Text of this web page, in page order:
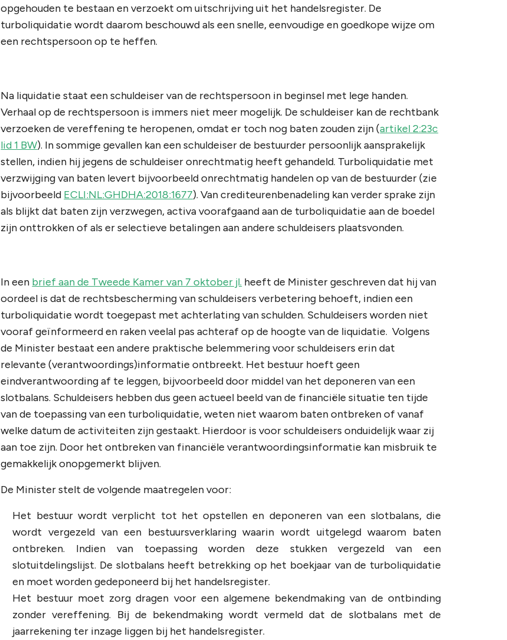
opgehouden te bestaan en verzoekt om uitschrijving uit het handelsregister. De
turboliquidatie wordt daarom beschouwd als een snelle, eenvoudige en goedkope wijze om
een rechtspersoon op te heffen.
Na liquidatie staat een schuldeiser van de rechtspersoon in beginsel met lege handen.
Verhaal op de rechtspersoon is immers niet meer mogelijk. De schuldeiser kan de rechtbank
verzoeken de vereffening te heropenen, omdat er toch nog baten zouden zijn (artikel 2:23c
lid 1 BW). In sommige gevallen kan een schuldeiser de bestuurder persoonlijk aansprakelijk
stellen, indien hij jegens de schuldeiser onrechtmatig heeft gehandeld. Turboliquidatie met
verzwijging van baten levert bijvoorbeeld onrechtmatig handelen op van de bestuurder (zie
bijvoorbeeld ECLI:NL:GHDHA:2018:1677). Van crediteurenbenadeling kan verder sprake zijn
als blijkt dat baten zijn verzwegen, activa voorafgaand aan de turboliquidatie aan de boedel
zijn onttrokken of als er selectieve betalingen aan andere schuldeisers plaatsvonden.
In een brief aan de Tweede Kamer van 7 oktober jl. heeft de Minister geschreven dat hij van
oordeel is dat de rechtsbescherming van schuldeisers verbetering behoeft, indien een
turboliquidatie wordt toegepast met achterlating van schulden. Schuldeisers worden niet
vooraf geïnformeerd en raken veelal pas achteraf op de hoogte van de liquidatie. Volgens
de Minister bestaat een andere praktische belemmering voor schuldeisers erin dat
relevante (verantwoordings)informatie ontbreekt. Het bestuur hoeft geen
eindverantwoording af te leggen, bijvoorbeeld door middel van het deponeren van een
slotbalans. Schuldeisers hebben dus geen actueel beeld van de financiële situatie ten tijde
van de toepassing van een turboliquidatie, weten niet waarom baten ontbreken of vanaf
welke datum de activiteiten zijn gestaakt. Hierdoor is voor schuldeisers onduidelijk waar zij
aan toe zijn. Door het ontbreken van financiële verantwoordingsinformatie kan misbruik te
gemakkelijk onopgemerkt blijven.
De Minister stelt de volgende maatregelen voor:
Het bestuur wordt verplicht tot het opstellen en deponeren van een slotbalans, die
wordt vergezeld van een bestuursverklaring waarin wordt uitgelegd waarom baten
ontbreken. Indien van toepassing worden deze stukken vergezeld van een
slotuitdelingslijst. De slotbalans heeft betrekking op het boekjaar van de turboliquidatie
en moet worden gedeponeerd bij het handelsregister.
Het bestuur moet zorg dragen voor een algemene bekendmaking van de ontbinding
zonder vereffening. Bij de bekendmaking wordt vermeld dat de slotbalans met de
jaarrekening ter inzage liggen bij het handelsregister.